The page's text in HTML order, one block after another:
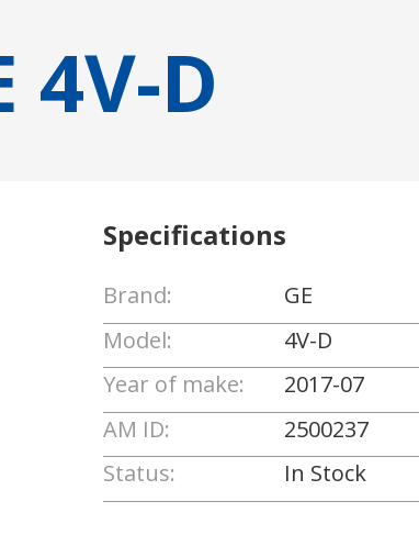
4V-D
Specifications
Brand:
GE
Model:
4V-D
Year of make:
2017-07
AM ID:
2500237
Status:
In Stock